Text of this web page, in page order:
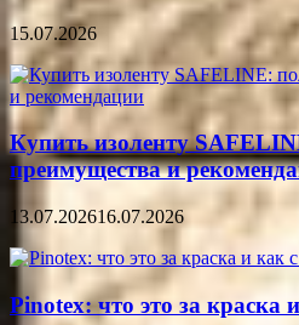
15.07.2026
Купить изоленту
преимущества и
13.07.202616.07.2026
Pinotex: что это за краска